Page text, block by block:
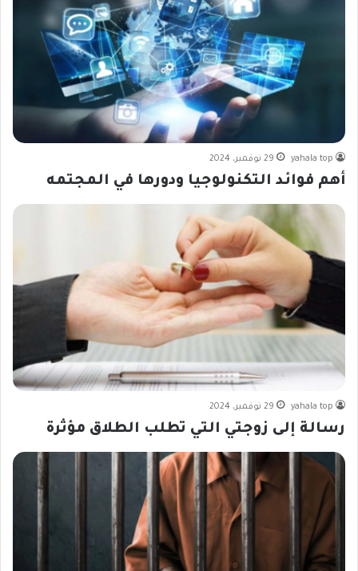
yahala top 29 نوفمبر، 2024
أهم فوائد التكنولوجيا ودورها في المجتمه
yahala top 29 نوفمبر، 2024
رسالة إلى زوجتي التي تطلب الطلاق مؤثرة